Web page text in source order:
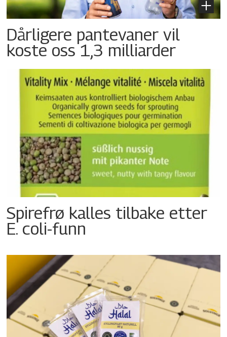
Dårligere pantevaner vil
koste oss 1,3 milliarder
Spirefrø kalles tilbake etter
E. coli-funn